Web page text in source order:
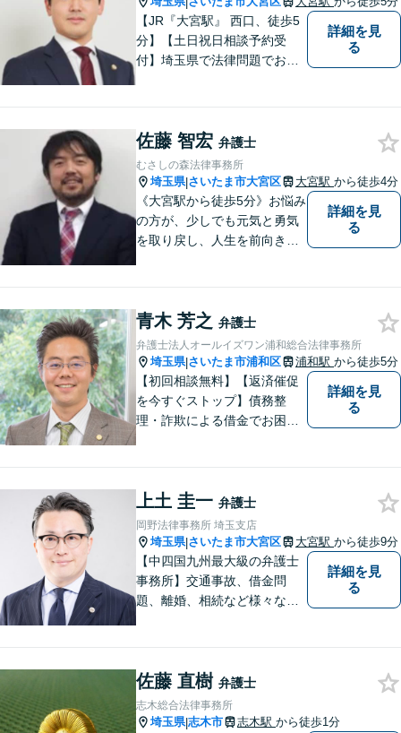
ず、一度お気軽にご相談下さ
い。
【JR『大宮駅』 西口、徒歩5
分】【土日祝日相談予約受
付】埼玉県で法律問題でお困
にご相談ください。
詳細を見
る
佐藤 智宏 弁護士
むさしの森法律事務所
埼玉県|さいたま市大宮区 大宮駅 から徒歩4分
《大宮駅から徒歩5分》お悩み
の方が、少しでも元気と勇気
を取り戻し、人生を前向きに
詳細を見
る
青木 芳之 弁護士
弁護士法人オールイズワン浦和総合法律事務所
埼玉県|さいたま市浦和区 浦和駅 から徒歩5分
【初回相談無料】【返済催促
を今すぐストップ】債務整
理・詐欺による借金でお困り
駅5分】【プライバシー配慮】
【平日22時・土日祝20時ま
で】【弁護士歴10年以上】
詳細を見
る
上土 圭一 弁護士
岡野法律事務所 埼玉支店
埼玉県|さいたま市大宮区 大宮駅 から徒歩9分
【中四国九州最大級の弁護士
事務所】交通事故、借金問
題、離婚、相続など様々な問
い！
詳細を見
る
佐藤 直樹 弁護士
志木総合法律事務所
埼玉県|志木市 志木駅 から徒歩1分